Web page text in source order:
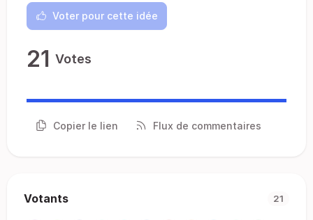
Voter pour cette idée
21 Votes
Copier le lien Flux de commentaires
Votants 21